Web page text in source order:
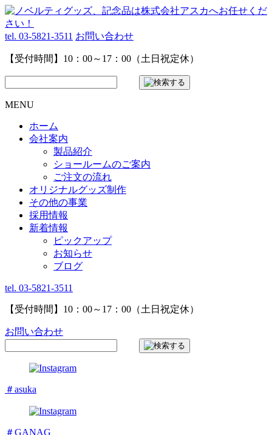
tel. 03-5821-3511 お問い合わせ
【受付時間】10：00～17：00（土日祝定休）
MENU
ホーム
会社案内
製品紹介
ショールームのご案内
ご注文の流れ
オリジナルグッズ制作
その他の事業
採用情報
新着情報
ピックアップ
お知らせ
ブログ
tel. 03-5821-3511
【受付時間】10：00～17：00（土日祝定休）
お問い合わせ
＃asuka
＃GANAG